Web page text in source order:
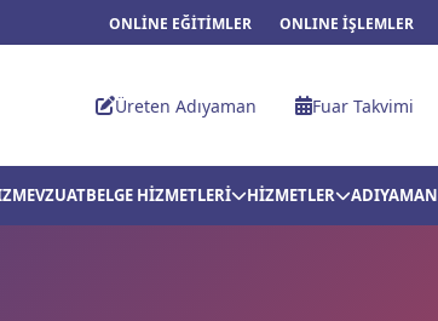
ONLİNE EĞİTİMLER ONLINE İŞLEMLER
Üreten Adıyaman Fuar Takvimi
MEVZUATBELGE HİZMETLERİ HİZMETLER ADIYAMAN